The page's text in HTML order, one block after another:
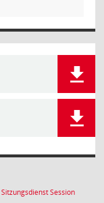
SitzungsdienstSession(Wird in